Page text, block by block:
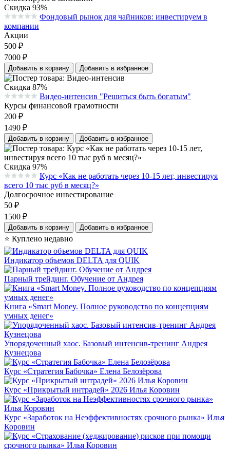
Скидка 93%
Средняя оценка 0.0 из 5 на основании 0 голосов
Фондовый рынок для чайников: инвестируем в
компании
Акции
500 ₽
7000 ₽
Добавить в корзину Добавить в избранное
Скидка 87%
Средняя оценка 0.0 из 5 на основании 0 голосов
Видео-интенсив "Решиться быть богатым"
Курсы финансовой грамотности
200 ₽
1490 ₽
Добавить в корзину Добавить в избранное
Скидка 97%
Средняя оценка 0.0 из 5 на основании 0 голосов
Курс «Как не работать через 10-15 лет, инвестируя
всего 10 тыс руб в месяц?»
Долгосрочное инвестирование
50 ₽
1500 ₽
Добавить в корзину Добавить в избранное
⭐ Куплено недавно
Индикатор объемов DELTA для QUIK
Парный трейдинг. Обучение от Андрея
Книга «Smart Money. Полное руководство по концепциям
умных денег»
Упорядоченный хаос. Базовый интенсив-тренинг Андрея
Кузнецова
Курс «Стратегия Бабочка» Елена Белозёрова
Курс «Прикрытый интрадей» 2026 Илья Коровин
Курс «Заработок на Неэффективностях срочного рынка» Илья
Коровин